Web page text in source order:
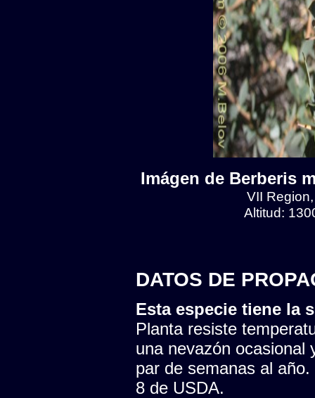
Imágen de Berberis
VII
Altitud:
DATOS DE
Esta especie tiene la
Planta resiste
una nevazón ocasional
par de semanas al
8 de USDA.